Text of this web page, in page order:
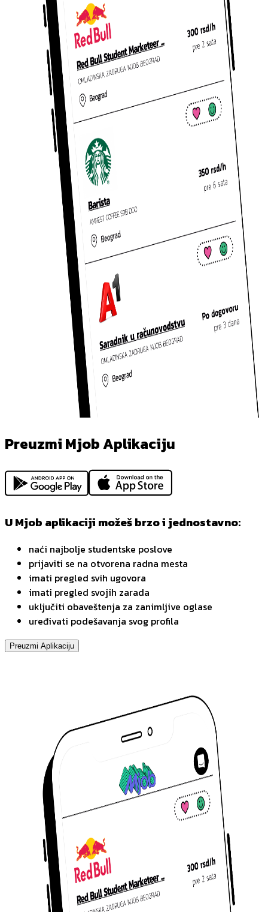
Preuzmi Mjob Aplikaciju
U Mjob aplikaciji možeš brzo i jednostavno:
naći najbolje studentske poslove
prijaviti se na otvorena radna mesta
imati pregled svih ugovora
imati pregled svojih zarada
uključiti obaveštenja za zanimljive oglase
uređivati podešavanja svog profila
Preuzmi Aplikaciju